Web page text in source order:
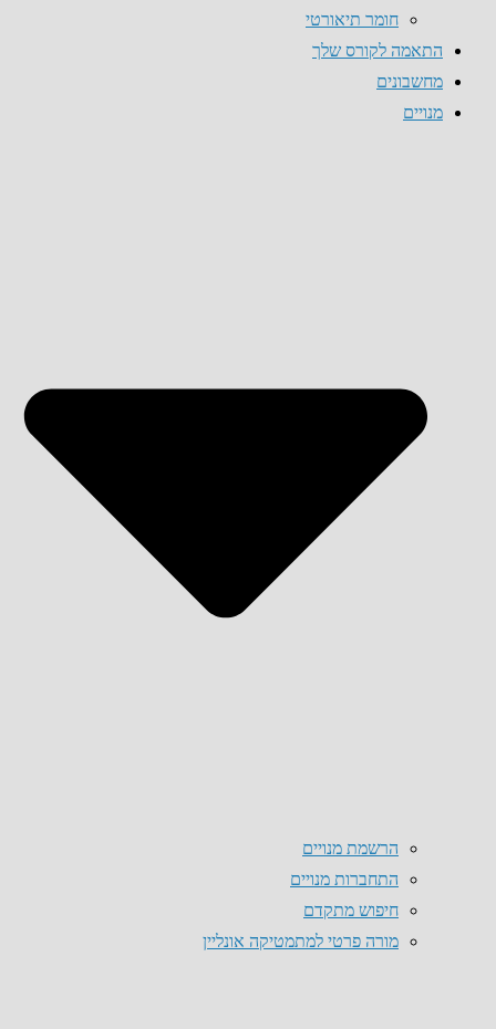
חומר תיאורטי
התאמה לקורס שלך
מחשבונים
מנויים
הרשמת מנויים
התחברות מנויים
חיפוש מתקדם
מורה פרטי למתמטיקה אונליין